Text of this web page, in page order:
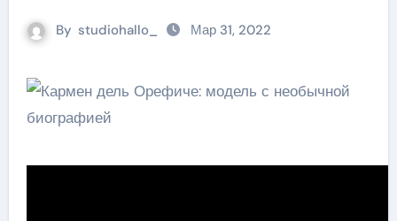
By studiohallo_ Мар 31, 2022